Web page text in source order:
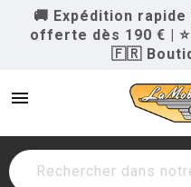
🚚 Expédition rapide
offerte dès 190 € |
🇫🇷
menu